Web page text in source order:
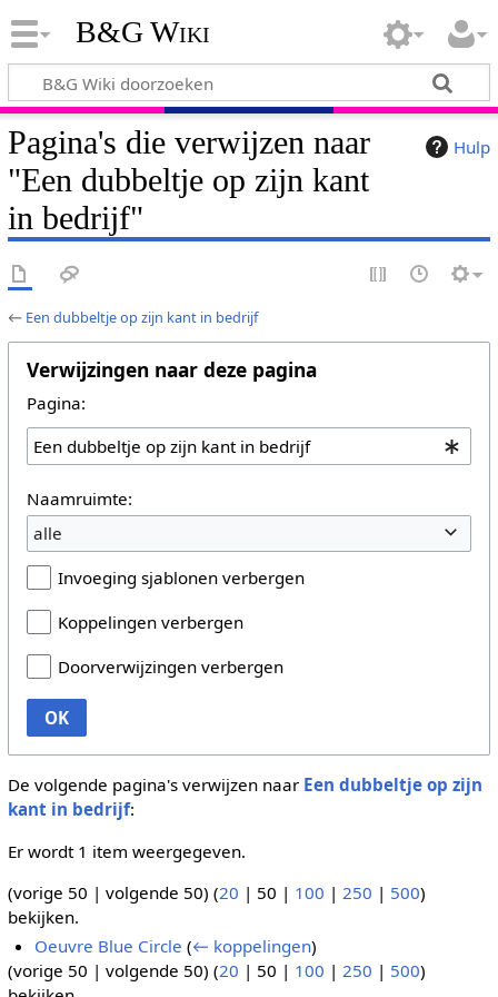
B&G Wiki
Hulp
Pagina's die verwijzen naar
"Een dubbeltje op zijn kant
in bedrijf"
← Een dubbeltje op zijn kant in bedrijf
Verwijzingen naar deze pagina
Pagina:
Naamruimte:
alle
Invoeging sjablonen verbergen
Koppelingen verbergen
Doorverwijzingen verbergen
OK
De volgende pagina's verwijzen naar Een dubbeltje op zijn
kant in bedrijf:
Er wordt 1 item weergegeven.
(vorige 50 | volgende 50) (20 | 50 | 100 | 250 | 500)
bekijken.
Oeuvre Blue Circle (← koppelingen)
(vorige 50 | volgende 50) (20 | 50 | 100 | 250 | 500)